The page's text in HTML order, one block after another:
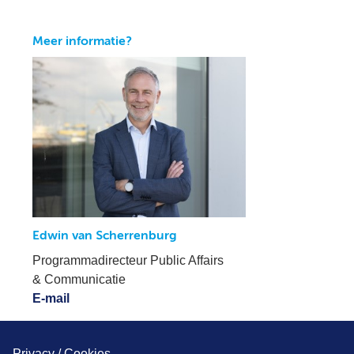
Meer informatie?
Edwin van Scherrenburg
Programmadirecteur Public Affairs
& Communicatie
E-mail